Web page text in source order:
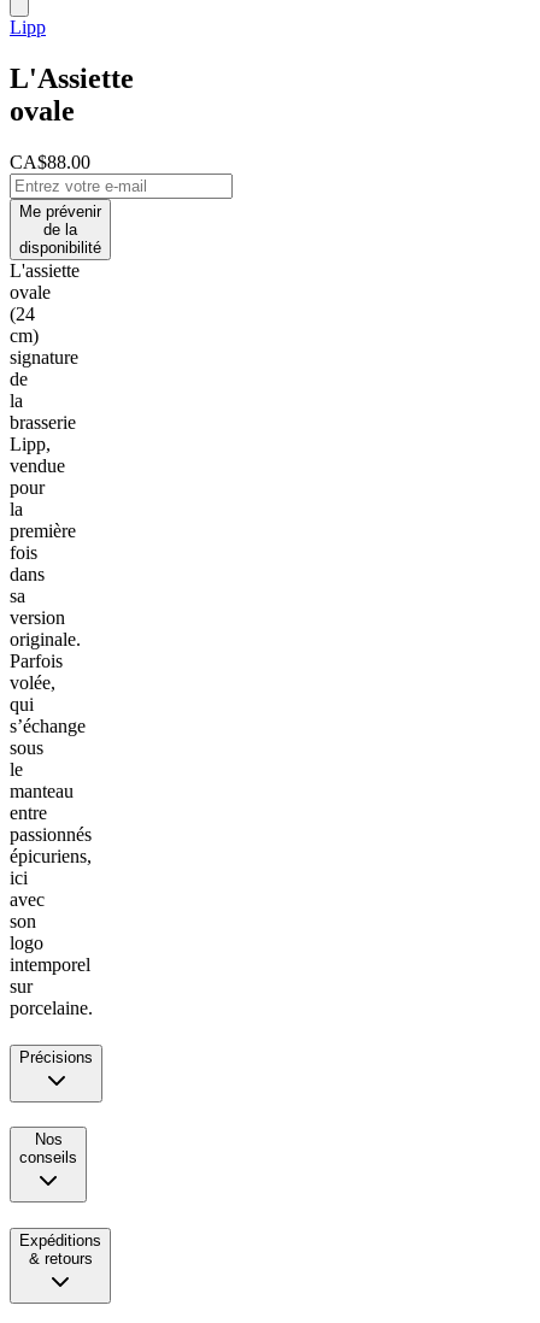
Lipp
L'Assiette
ovale
CA$88.00
Me prévenir
de la
disponibilité
L'assiette
ovale
(24
cm)
signature
de
la
brasserie
Lipp,
vendue
pour
la
première
fois
dans
sa
version
originale.
Parfois
volée,
qui
s’échange
sous
le
manteau
entre
passionnés
épicuriens,
ici
avec
son
logo
intemporel
sur
porcelaine.
Précisions
Nos
conseils
Expéditions
& retours